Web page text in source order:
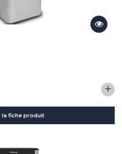
+
la fiche produit